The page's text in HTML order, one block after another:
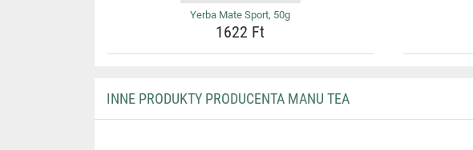
Yerba Mate Sport, 50g
1622 Ft
INNE PRODUKTY PRODUCENTA MANU TEA